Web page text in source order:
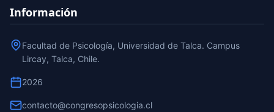
Información
Facultad de Psicología, Universidad de Talca. Campus
Lircay, Talca, Chile.
2026
contacto@congresopsicologia.cl